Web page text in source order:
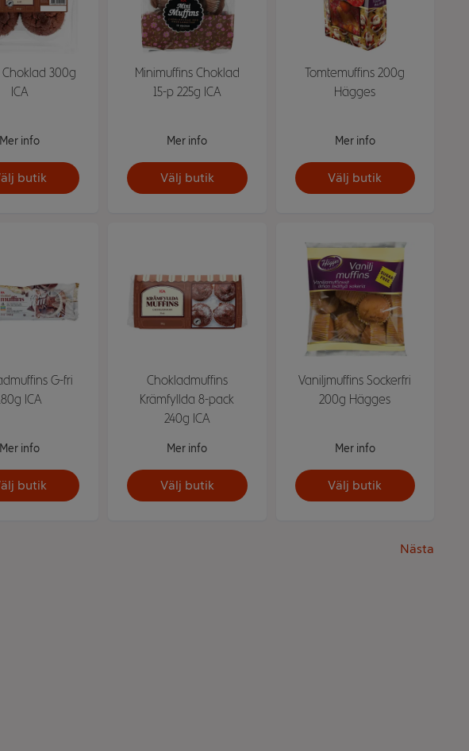
Choklad 300g
ICA
Mer info
butik
Minimuffins Choklad
15-p 225g ICA
Mer info
Välj butik
Tomtemuffins 200g
Hägges
Mer info
Välj butik
G-fri
ICA
Mer info
butik
Chokladmuffins
Krämfyllda 8-pack
240g ICA
Mer info
Välj butik
Vaniljmuffins Sockerfri
200g Hägges
Mer info
Välj butik
Nästa